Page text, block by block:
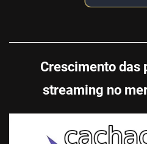
Crescimento das
streaming no